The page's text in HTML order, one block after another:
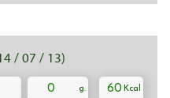
/ 07 / 13)
0 60